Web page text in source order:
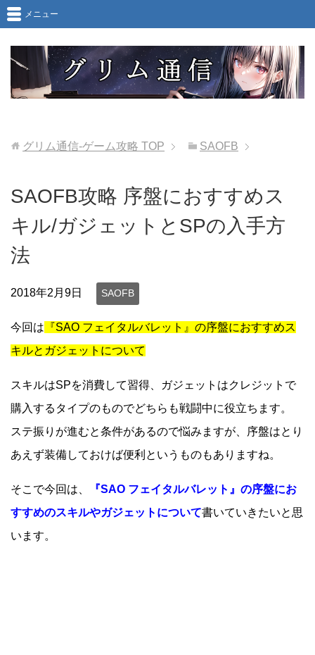
メニュー
グリム通信-ゲーム攻略 TOP SAOFB
SAOFB攻略 序盤におすすめス
キル/ガジェットとSPの入手方
法
2018年2月9日 SAOFB
今回は 『SAO フェイタルバレット』の序盤におすすめス
キルとガジェットについて
スキルはSPを消費して習得、ガジェットはクレジットで
購入するタイプのものでどちらも戦闘中に役立ちます。
ステ振りが進むと条件があるので悩みますが、序盤はとり
あえず装備しておけば便利というものもありますね。
そこで今回は、
『SAO フェイタルバレット』の序盤にお
すすめのスキルやガジェットについて書いていきたいと思
います。